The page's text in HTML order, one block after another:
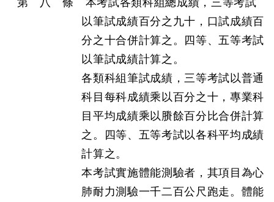
第 八 條 本考試各類科組總成績，三等考試
以筆試成績百分之九十，口試成績百
分之十合併計算之。四等、五等考試
以筆試成績計算之。
各類科組筆試成績，三等考試以普通
科目每科成績乘以百分之十，專業科
目平均成績乘以賸餘百分比合併計算
之。四等、五等考試以各科平均成績
計算之。
本考試實施體能測驗者，其項目為心
肺耐力測驗一千二百公尺跑走。體能